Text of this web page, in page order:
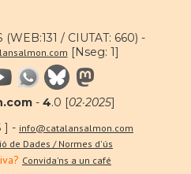
/ CIUTAT: 660) -
[Nseg: 1]
- 4.0 [02·2025]
] - info@catalansalmon.com
de Dades / Normes d'ús
Convida'ns a un café